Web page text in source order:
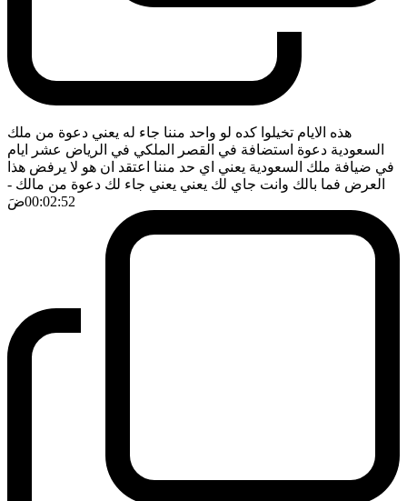
هذه الايام تخيلوا كده لو واحد مننا جاء له يعني دعوة من ملك
السعودية دعوة استضافة في القصر الملكي في الرياض عشر ايام
في ضيافة ملك السعودية يعني اي حد مننا اعتقد ان هو لا يرفض هذا
العرض فما بالك وانت جاي لك يعني يعني جاء لك دعوة من مالك -
00:02:52ضَ